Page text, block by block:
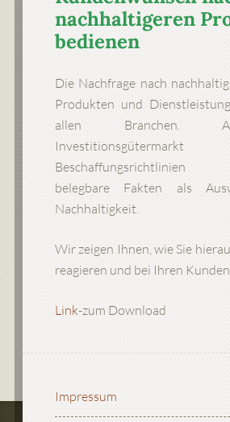
nachhaltigeren
bedienen
Die Nachfrage nach
Produkten und
allen Branchen.
Beschaffungsrichtlinien
belegbare Fakten als
Nachhaltigkeit.
Wir zeigen Ihnen, wie Sie
reagieren und bei Ihren
Link-zum Download
Impressum